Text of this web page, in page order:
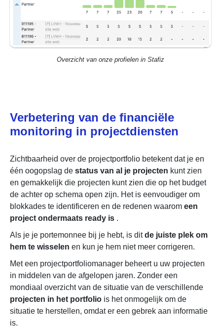
Overzicht van onze profielen in Stafiz
Verbetering van de financiële
monitoring in projectdiensten
Zichtbaarheid over de projectportfolio betekent dat je en
één oogopslag de status van al je projecten kunt zien
en gemakkelijk die projecten kunt zien die op het budget
de achter op schema open zijn. Het is eenvoudiger om
blokkades te identificeren en de redenen waarom een ​​
project ondermaats ready is .
Als je je portemonnee bij je hebt, is ditde juiste plek om
hem te wisselen en kun je hem niet meer corrigeren.
Met een projectportfoliomanager beheert u uw projecten
in middelen van de afgelopen jaren. Zonder een
mondiaal overzicht van de situatie van de verschillende
projecten in het portfolio is het onmogelijk om de
situatie te herstellen, omdat er een gebrek aan informatie
is.